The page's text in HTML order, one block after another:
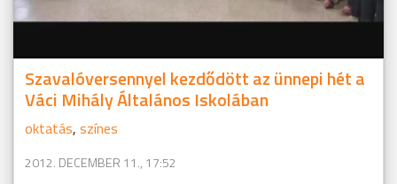
Szavalóversennyel kezdődött az ünnepi hét a
Váci Mihály Általános Iskolában
oktatás, színes
2012. DECEMBER 11., 17:52